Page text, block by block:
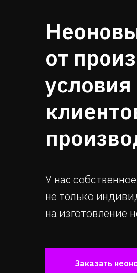
от
У нас
не только
на изготовление
Заказать